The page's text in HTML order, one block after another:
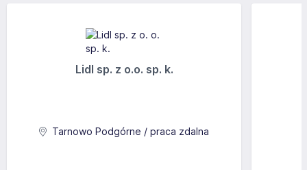
Lidl sp. z o.o. sp. k.
Tarnowo Podgórne / praca zdalna